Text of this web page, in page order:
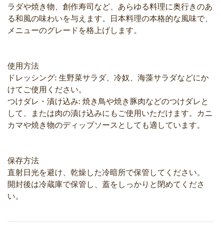
ラダや焼き物、創作寿司など、あらゆる料理に奥行きのあ
る和風の味わいを与えます。日本料理の本格的な風味で、
メニューのグレードを格上げします。
使用方法
ドレッシング: 生野菜サラダ、冷奴、海藻サラダなどにか
けてご使用ください。
つけダレ・漬け込み: 焼き鳥や焼き豚肉などのつけダレと
して、または肉の漬け込みにもご使用いただけます。カニ
カマや焼き物のディップソースとしても適しています。
保存方法
直射日光を避け、乾燥した冷暗所で保管してください。
開封後は冷蔵庫で保管し、蓋をしっかりと閉めてくださ
い。